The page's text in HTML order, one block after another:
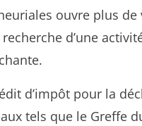
ouvre plus
d’une
d’impôt pour la
tels que le Greffe